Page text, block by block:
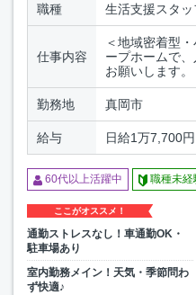
職種 生活支援スタッ
仕事内容
＜地域密着型
ープホームで
お願いします。
勤務地 真岡市
給与 日給1万7,700円
60代以上活躍中 職種未経
ここがオススメ！
通勤ストレスなし！車通勤OK・
駐車場あり
室内勤務メイン！天気・季節問わ
ず快適♪